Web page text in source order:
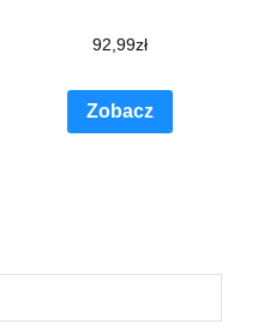
92,99zł
Zobacz